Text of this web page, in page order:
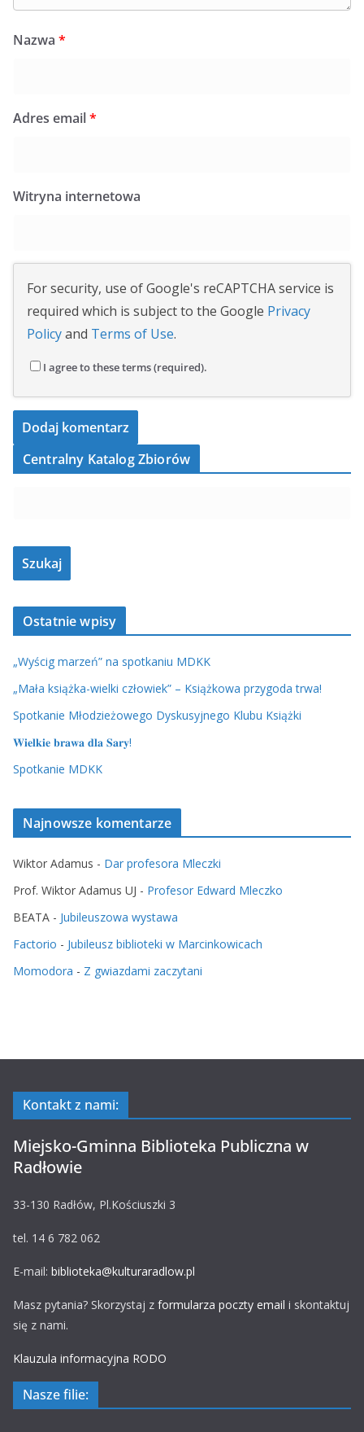
Nazwa *
Adres email*
Witryna internetowa
For security, use of Google's reCAPTCHA service is
required which is subject to the Google Privacy
Policyand Terms of Use.
I agree to these terms (required).
Centralny Katalog Zbiorów
Ostatnie wpisy
„Wyścig marzeń” na spotkaniu MDKK
„Mała książka-wielki człowiek” – Książkowa przygoda trwa!
Spotkanie Młodzieżowego Dyskusyjnego Klubu Książki
𝐖𝐢𝐞𝐥𝐤𝐢𝐞 𝐛𝐫𝐚𝐰𝐚 𝐝𝐥𝐚 𝐒𝐚𝐫𝐲!
Spotkanie MDKK
Najnowsze komentarze
Wiktor Adamus - Dar profesora Mleczki
Prof. Wiktor Adamus UJ - Profesor Edward Mleczko
BEATA - Jubileuszowa wystawa
Factorio - Jubileusz biblioteki w Marcinkowicach
Momodora - Z gwiazdami zaczytani
Kontakt z nami:
Miejsko-Gminna Biblioteka Publiczna w
Radłowie
33-130 Radłów, Pl.Kościuszki 3
tel. 14 6 782 062
E-mail: biblioteka@kulturaradlow.pl
Masz pytania? Skorzystaj z formularza poczty email i skontaktuj
się z nami.
Klauzula informacyjna RODO
Nasze filie: